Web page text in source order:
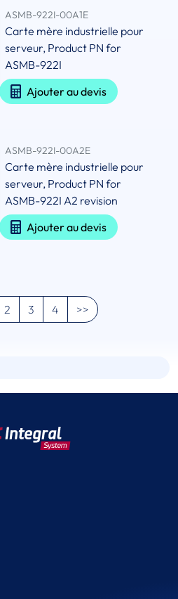
ASMB-922I-00A1E
Carte mère industrielle pour
serveur, Product PN for
ASMB-922I
Ajouter au devis
ASMB-922I-00A2E
Carte mère industrielle pour
serveur, Product PN for
ASMB-922I A2 revision
Ajouter au devis
2 3 4 >>